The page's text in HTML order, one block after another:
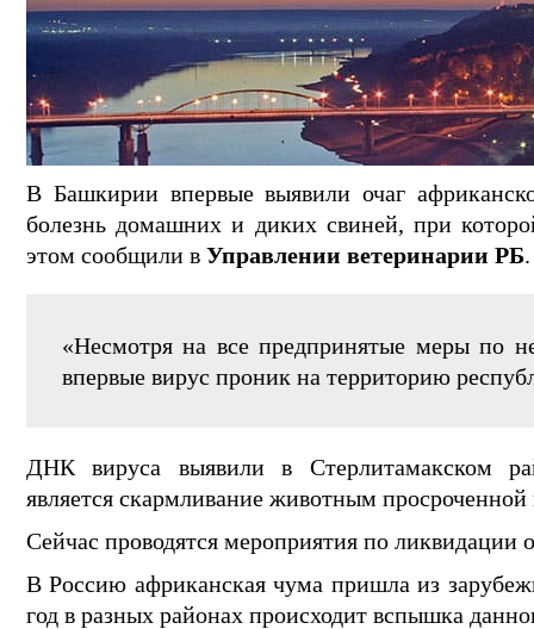
В Башкирии впервые выявили очаг
болезнь домашних и диких свиней, при
этом сообщили в Управлении ветеринарии РБ.
«Несмотря на все предпринятые меры по
впервые вирус проник на территорию
ДНК вируса выявили в Стерлитамакском
является скармливание животным
Сейчас проводятся мероприятия по ликвидации
В Россию африканская чума пришла из
год в разных районах происходит вспышка